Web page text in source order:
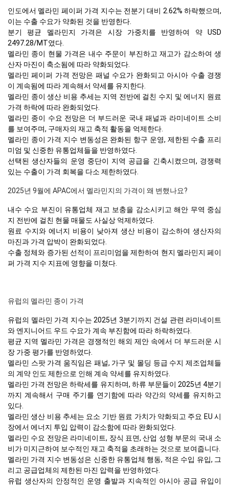
인도에서 멜라민 페이퍼 가격 지수는 전분기 대비 2.62% 하락했으며,
이는 수출 수요가 약화된 것을 반영한다.
분기 평균 멜라민지 가격은 시장 가중치를 반영하여 약 USD
2497.28/MT였다.
멜라민 종이 현물 가격은 내수 주문이 부진하고 재고가 감소하여 생
산자 마진이 축소됨에 따라 약화되었다.
멜라민 페이퍼 가격 전망은 패널 수요가 완화되고 아시아 수출 경쟁
이 계속됨에 따라 계속해서 약세를 유지한다.
멜라민 종이 생산 비용 추세는 지역 전반에 걸친 수지 및 에너지 원료
가격 하락에 따라 완화되었다.
멜라민 종이 수요 전망은 더 부드러운 국내 패널과 라미네이트 소비
를 보여주며, 구매자의 재고 축적 활동을 억제한다.
멜라민 종이 가격 지수 변동성은 완화된 항구 운영, 제한된 수출 프리
미엄 및 신중한 유통업체들을 반영하였다.
선택된 생산자들의 운영 중단이 지역 공급을 긴축시켰으며, 경쟁력
있는 수출이 가격 회복을 다소 제한하였다.
2025년 9월에 APAC에서 멜라민지의 가격이 왜 변했나요?
내수 수요 부진이 유통업체 재고 보충을 감소시키고 해안 무역 중심
지 전반에 걸친 현물 매물도 사실상 억제하였다.
원료 수지와 에너지 비용이 낮아져 생산 비용이 감소하여 생산자의
마진과 가격 압박이 완화되었다.
수출 정체와 증가된 선적이 프리미엄을 제한하여 현지 멜라민지 페이
퍼 가격 지수 지표에 영향을 미쳤다.
유럽의 멜라민 종이 가격
유럽의 멜라민 가격 지수는 2025년 3분기까지 건설 관련 라미네이트
와 엔지니어드 우드 수요가 계속 부진함에 따라 하락하였다.
평균 지역 멜라민 가격은 경쟁적인 해외 제안 속에서 더 부드러운 시
장 가중 평가를 반영하였다.
멜라민 스팟 가격 움직임은 패널, 가구 및 몰딩 등급 수지 제조업체들
의 계약 인도 제한으로 인해 계속 약세를 유지하였다.
멜라민 가격 전망은 하락세를 유지하며, 하류 부문들이 2025년 4분기
까지 계속해서 구매 주기를 연기함에 따라 약간의 약세를 유지하고
있다.
멜라민 생산 비용 추세는 요소 기반 원료 가치가 약화되고 주요 EU 시
장에서 에너지 투입 압력이 감소함에 따라 완화되었다.
멜라민 수요 전망은 라미네이트, 장식 표면, 산업 성형 부문의 국내 소
비가 미지근하여 보수적인 재고 축적을 초래하는 것으로 보여줍니다.
멜라민 가격 지수 변동성은 신중한 유통업체 행동, 적은 수입 유입, 그
리고 공급업체의 제한된 마진 압력을 반영하였다.
유럽 생산자의 안정적인 운영 출발과 지속적인 아시아 공급 유입이